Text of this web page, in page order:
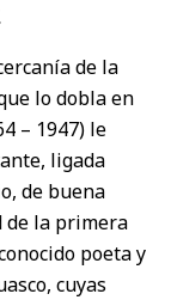
de la
lo dobla en
– 1947) le
ligada
de buena
de la primera
poeta y
cuyas